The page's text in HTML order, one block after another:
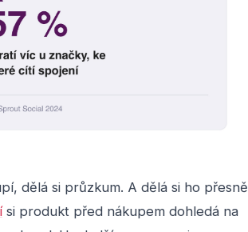
dělá si průzkum. A dělá si ho přesně
si produkt před nákupem dohledá na